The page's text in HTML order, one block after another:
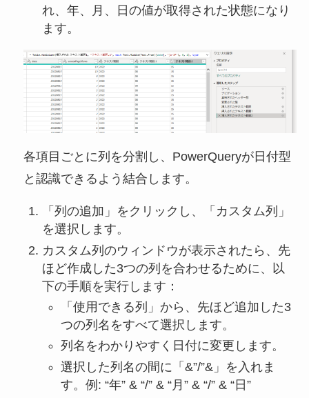
れ、年、月、日の値が取得された状態になり
ます。
各項目ごとに列を分割し、PowerQueryが日付型
と認識できるよう結合します。
「列の追加」をクリックし、「カスタム列」
を選択します。
カスタム列のウィンドウが表示されたら、先
ほど作成した3つの列を合わせるために、以
下の手順を実行します：
「使用できる列」から、先ほど追加した3
つの列名をすべて選択します。
列名をわかりやすく日付に変更します。
選択した列名の間に「&”/”&」を入れま
す。例: “年” & “/” & “月” & “/” & “日”